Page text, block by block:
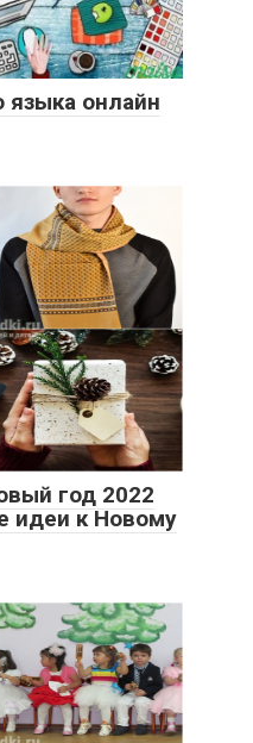
языка онлайн
год 2022
идеи к Новому